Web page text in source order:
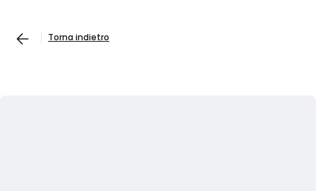
Torna indietro